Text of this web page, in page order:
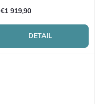
€1 919,90
DETAIL